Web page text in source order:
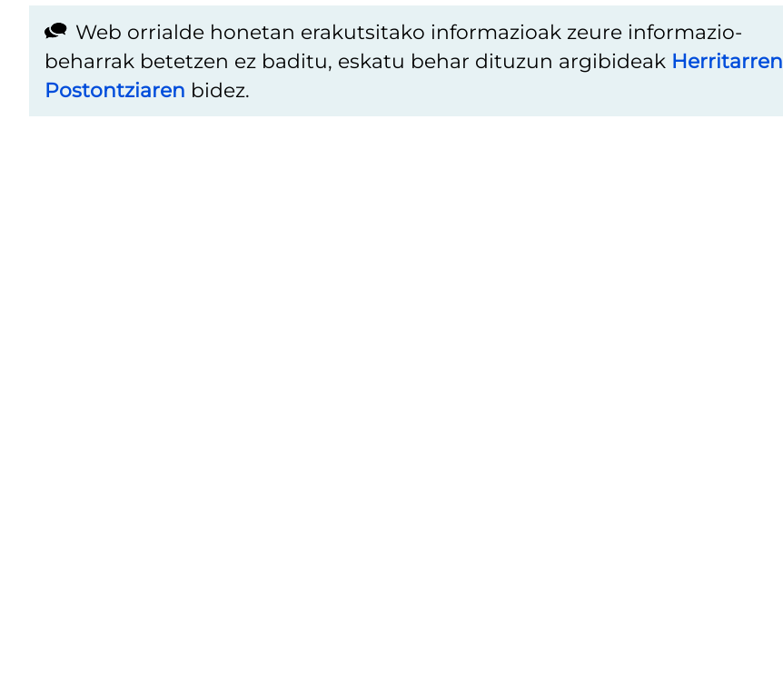
Web orrialde honetan erakutsitako informazioak zeure informazio-
beharrak betetzen ez baditu, eskatu behar dituzun argibideak Herritarren
Postontziaren bidez.